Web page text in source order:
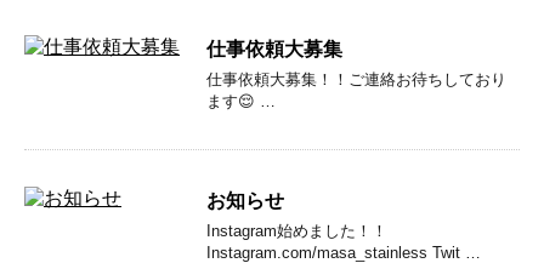
仕事依頼大募集
仕事依頼大募集！！ご連絡お待ちしており
ます😌 …
お知らせ
Instagram始めました！！
Instagram.com/masa_stainless Twit …